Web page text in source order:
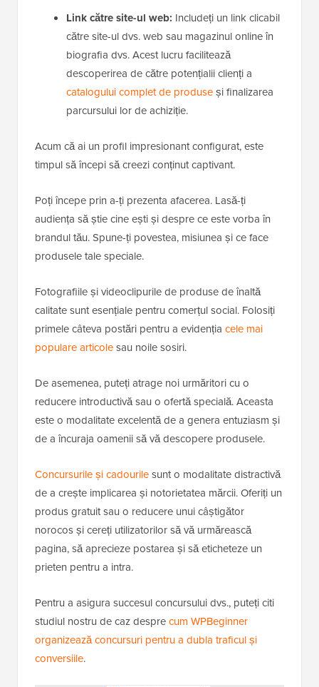
Link către site-ul web: Includeți un link clicabil
către site-ul dvs. web sau magazinul online în
biografia dvs. Acest lucru facilitează
descoperirea de către potențialii clienți a
catalogului complet de produseși finalizarea
parcursului lor de achiziție.
Acum că ai un profil impresionant configurat, este
timpul să începi să creezi conținut captivant.
Poți începe prin a-ți prezenta afacerea. Lasă-ți
audiența să știe cine ești și despre ce este vorba în
brandul tău. Spune-ți povestea, misiunea și ce face
produsele tale speciale.
Fotografiile și videoclipurile de produse de înaltă
calitate sunt esențiale pentru comerțul social. Folosiți
primele câteva postări pentru a evidenția cele mai
populare articolesau noile sosiri.
De asemenea, puteți atrage noi urmăritori cu o
reducere introductivă sau o ofertă specială. Aceasta
este o modalitate excelentă de a genera entuziasm și
de a încuraja oamenii să vă descopere produsele.
Concursurile și cadourilesunt o modalitate distractivă
de a crește implicarea și notorietatea mărcii. Oferiți un
produs gratuit sau o reducere unui câștigător
norocos și cereți utilizatorilor să vă urmărească
pagina, să aprecieze postarea și să eticheteze un
prieten pentru a intra.
Pentru a asigura succesul concursului dvs., puteți citi
studiul nostru de caz desprecum WPBeginner
organizează concursuri pentru a dubla traficul și
conversiile.